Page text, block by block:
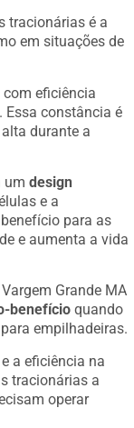
tracionárias é a
em situações de
eficiência
Essa constância é
durante a
umdesign
e a
para as
e aumenta a vida
Grande MA
benefício quando
empilhadeiras.
a eficiência na
tracionárias a
operar